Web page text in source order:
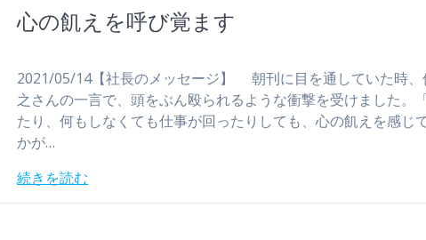
心の飢えを呼び覚ます
2021/05/14【社長のメッセージ】 朝刊に目を通していた時、
之さんの一言で、頭をぶん殴られるような衝撃を受けました。
たり、何もしなくても仕事が回ったりしても、心の飢えを感じ
かが…
続きを読む